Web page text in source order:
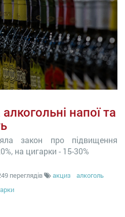
напої та
закон про підвищення
на цигарки - 15-30%
переглядів акциз
алкоголь